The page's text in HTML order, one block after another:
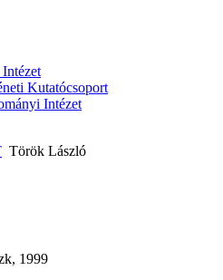
Kutatócsoport
Intézet
Török László
1999